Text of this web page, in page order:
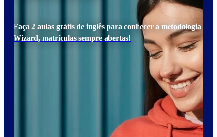
Faça 2 aulas grátis de inglês para conhecer a metodologia
Wizard, matrículas sempre abertas!